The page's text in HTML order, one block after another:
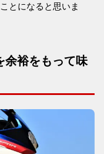
とになると思いま
余裕をもって味